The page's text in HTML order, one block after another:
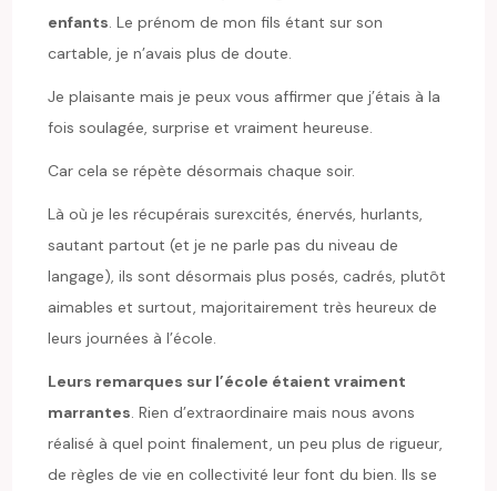
enfants. Le prénom de mon fils étant sur son
cartable, je n’avais plus de doute.
Je plaisante mais je peux vous affirmer que j’étais à la
fois soulagée, surprise et vraiment heureuse.
Car cela se répète désormais chaque soir.
Là où je les récupérais surexcités, énervés, hurlants,
sautant partout (et je ne parle pas du niveau de
langage), ils sont désormais plus posés, cadrés, plutôt
aimables et surtout, majoritairement très heureux de
leurs journées à l’école.
Leurs remarques sur l’école étaient vraiment
marrantes. Rien d’extraordinaire mais nous avons
réalisé à quel point finalement, un peu plus de rigueur,
de règles de vie en collectivité leur font du bien. Ils se